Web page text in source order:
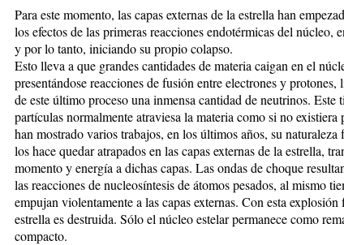
Para este momento, las capas externas de la estrella han
los efectos de las primeras reacciones endotérmicas del núcleo,
y por lo tanto, iniciando su propio colapso.
Esto lleva a que grandes cantidades de materia caigan en el
presentándose reacciones de fusión entre electrones y protones,
de este último proceso una inmensa cantidad de neutrinos. Este
partículas normalmente atraviesa la materia como si no existiera
han mostrado varios trabajos, en los últimos años, su naturaleza
los hace quedar atrapados en las capas externas de la estrella,
momento y energía a dichas capas. Las ondas de choque
las reacciones de nucleosíntesis de átomos pesados, al mismo
empujan violentamente a las capas externas. Con esta explosión
estrella es destruida. Sólo el núcleo estelar permanece como
compacto.